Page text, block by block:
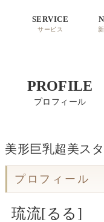
SERVICE
サービス
PROFILE
プロフィール
美形巨乳超美ス
プロフィール
琉流[るる]